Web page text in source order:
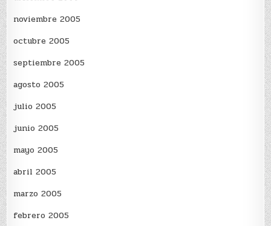
noviembre 2005
octubre 2005
septiembre 2005
agosto 2005
julio 2005
junio 2005
mayo 2005
abril 2005
marzo 2005
febrero 2005